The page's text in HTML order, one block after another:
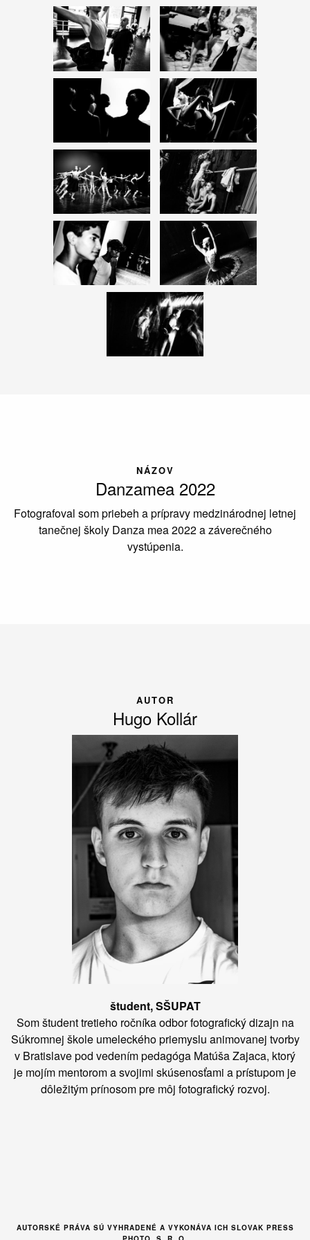
NÁZOV
Danzamea 2022
Fotografoval som priebeh a prípravy medzinárodnej letnej
tanečnej školy Danza mea 2022 a záverečného
vystúpenia.
AUTOR
Hugo Kollár
študent, SŠUPAT
Som študent tretieho ročníka odbor fotografický dizajn na
Súkromnej škole umeleckého priemyslu animovanej tvorby
v Bratislave pod vedením pedagóga Matúša Zajaca, ktorý
je mojím mentorom a svojimi skúsenosťami a prístupom je
dôležitým prínosom pre môj fotografický rozvoj.
AUTORSKÉ PRÁVA SÚ VYHRADENÉ A VYKONÁVA ICH SLOVAK PRESS